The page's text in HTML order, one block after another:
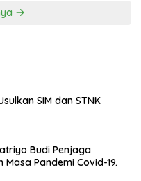
SIM dan STNK
Budi Penjaga
Pandemi Covid-19.